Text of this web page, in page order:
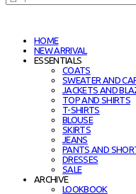
HOME
NEW ARRIVAL
ESSENTIALS
COATS
SWEATER AND
JACKETS AND
TOP AND SHIRTS
T-SHIRTS
BLOUSE
SKIRTS
JEANS
PANTS AND
DRESSES
SALE
ARCHIVE
LOOKBOOK